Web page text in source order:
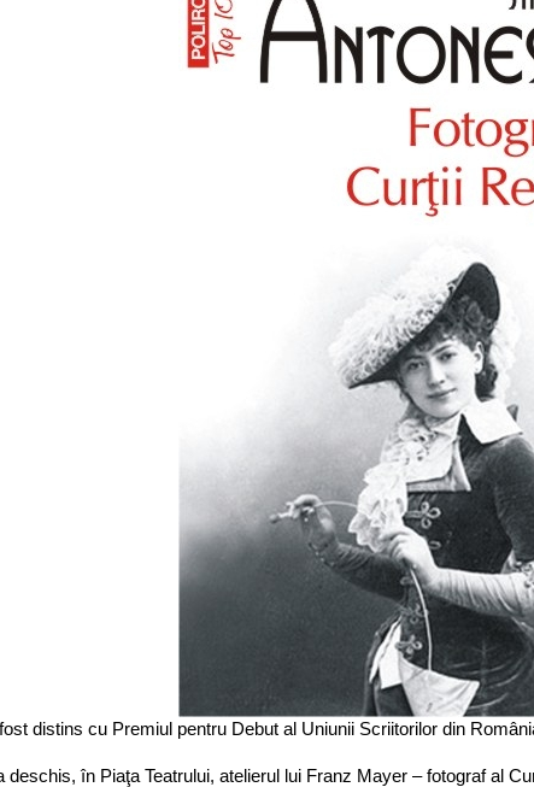
distins cu Premiul pentru Debut al Uniunii Scriitorilor din
deschis, în Piaţa Teatrului, atelierul lui Franz Mayer – fotograf al